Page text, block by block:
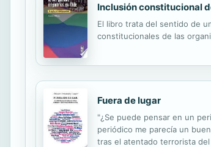
Inclusión constitucional
El libro trata del sentido de
constitucionales de las
Fuera de lugar
"¿Se puede pensar en un
periódico me parecía un
tras el atentado terrorista del